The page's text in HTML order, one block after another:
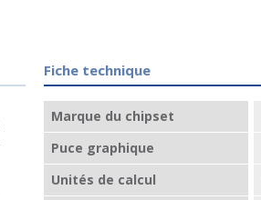
Fiche technique
Marque du chipset
Puce graphique
Unités de calcul